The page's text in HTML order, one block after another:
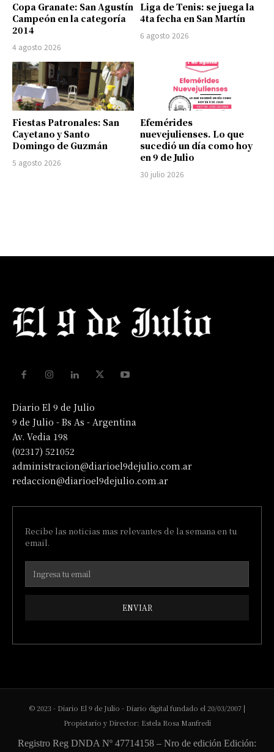
Copa Granate: San Agustín
Campeón en la categoría
2014
4 agosto 2026
Liga de Tenis: se juega la
4ta fecha en San Martín
6 agosto 2026
Fiestas Patronales: San
Cayetano y Santo
Domingo de Guzmán
5 agosto 2026
Efemérides
nuevejulienses. Lo que
sucedió un día como hoy
en 9 de Julio
30 julio 2026
Diario El 9 de Julio
9 de Julio - Bs As - Argentina
Av. Vedia 198
(02317) 521052
administracion@diarioel9dejulio.com.ar
redaccion@diarioel9dejulio.com.ar
Recibe las noticias mas relevantes de la semana en tu
email.
ENVIAR
© 2023 - Diario El 9 de Julio - Diario digital fundado el 20/03/2007 |
Propietario y Director: Estela Rosa Manfredi
Registro Reg DNDA Nº 47714158 – Nro de edición Edición: